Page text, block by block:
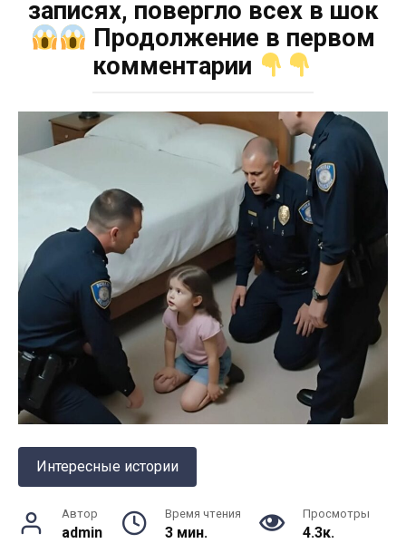
записях, повергло всех в шок
Продолжение в первом
комментарии
Интересные истории
Автор
admin
Время чтения
3 мин.
Просмотры
4.3к.